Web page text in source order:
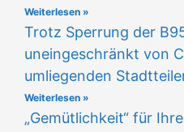
Weiterlesen »
Trotz Sperrung der
uneingeschränkt von
umliegenden
Weiterlesen »
„Gemütlichkeit“ für